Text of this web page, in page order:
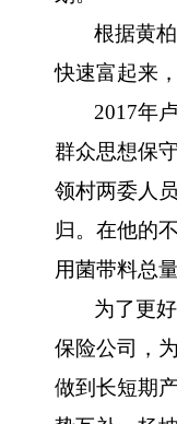
根据黄
快速富起来
2017年
群众思想保
领村两委人
归。在他的
用菌带料总
为了更
保险公司，
做到长短期